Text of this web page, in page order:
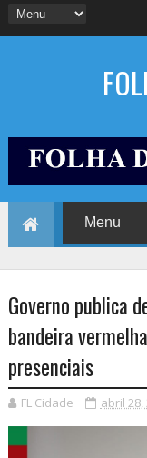
Governo publica
bandeira
presenciais
FL Cidade abril 28,